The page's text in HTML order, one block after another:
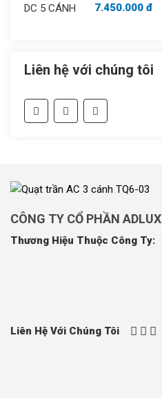
7.450.000 đ
Liên hệ với chúng tôi
CÔNG TY CỔ PHẦN
Thương Hiệu Thuộc Công Ty:
Liên Hệ Với Chúng Tôi